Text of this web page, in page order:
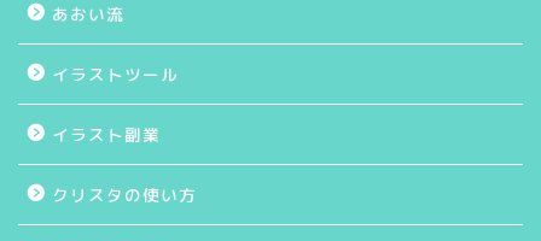
あおい流
イラストツール
イラスト副業
クリスタの使い方